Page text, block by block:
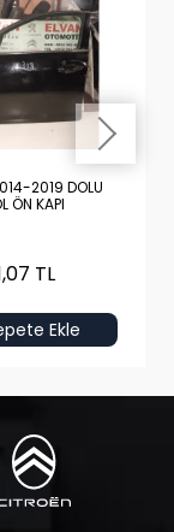
2019 DOLU
ÖN KAPI
TL
Ekle